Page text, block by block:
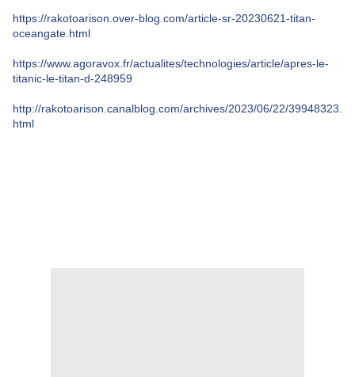
https://rakotoarison.over-blog.com/article-sr-20230621-titan-
oceangate.html
https://www.agoravox.fr/actualites/technologies/article/apres-le-
titanic-le-titan-d-248959
http://rakotoarison.canalblog.com/archives/2023/06/22/39948323.
html